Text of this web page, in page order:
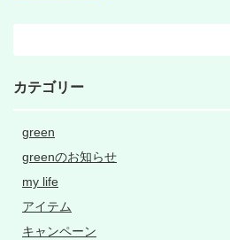
カテゴリー
green
greenのお知らせ
my life
アイテム
キャンペーン